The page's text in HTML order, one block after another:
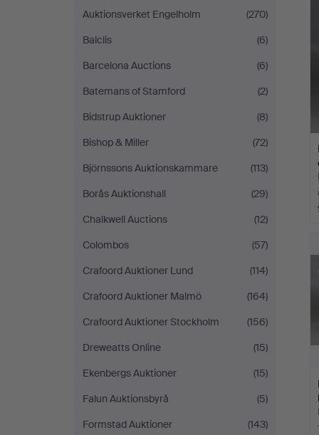
Auktionsverket Engelholm
(270)
Balclis
(6)
Barcelona Auctions
(6)
Batemans of Stamford
(2)
Bidstrup Auktioner
(8)
Bishop & Miller
(72)
Björnssons Auktionskammare
(113)
Borås Auktionshall
(29)
Chalkwell Auctions
(12)
Colombos
(57)
Crafoord Auktioner Lund
(114)
Crafoord Auktioner Malmö
(164)
Crafoord Auktioner Stockholm
(156)
Dreweatts Online
(15)
Ekenbergs Auktioner
(15)
Falun Auktionsbyrå
(5)
Formstad Auktioner
(143)